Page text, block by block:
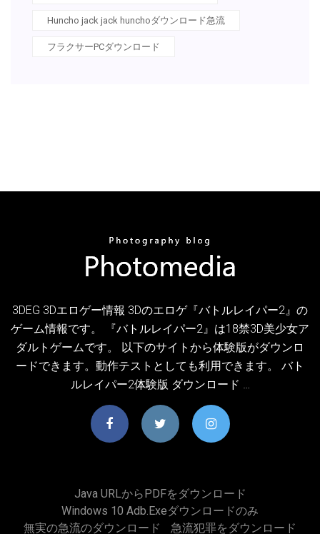
Huncho jack jack hunchoダウンロード急流
フラクサーPCダウンロード
3DEG 3Dエロゲー情報 3Dのエロゲ『バトルレイパー2』の
ゲーム情報です。 『バトルレイパー2』は18禁3D美少女ア
ダルトゲームです。 以下のサイトから体験版がダウンロ
ードできます。動作テストとしても利用できます。 バト
ルレイパー2体験版 ダウンロード …
Java URLからPDFをダウンロード
Windows 10 Adb.exeダウンロードのみ
無実の急流のダウンロード
急流犯罪をダウンロード